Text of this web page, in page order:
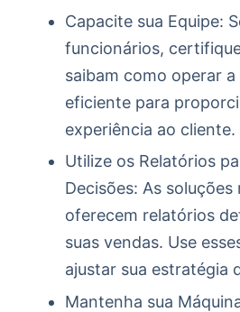
Capacite sua Equipe:
funcionários,
saibam como operar
eficiente para
experiência ao cliente.
Utilize os Relatórios
Decisões: As soluções
oferecem relatórios
suas vendas. Use
ajustar sua estratégia
Mantenha sua